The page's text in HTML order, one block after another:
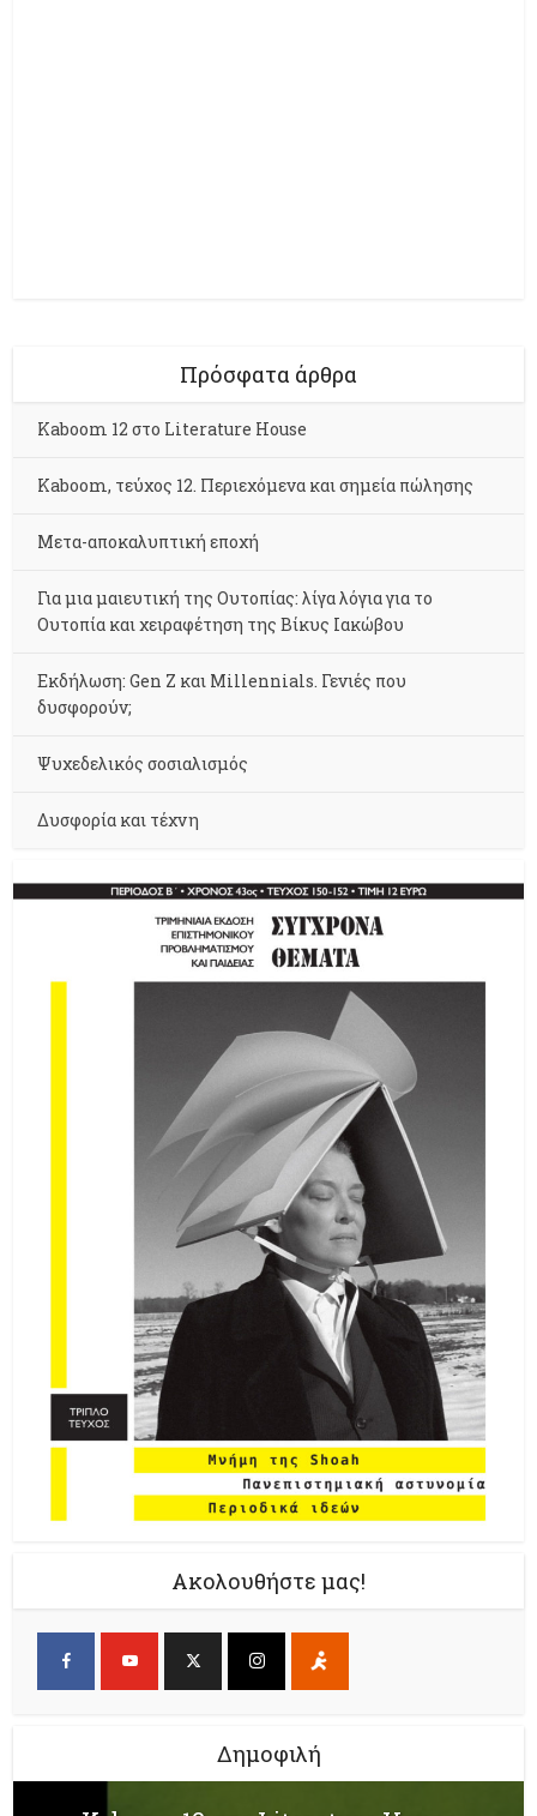
Πρόσφατα άρθρα
Kaboom 12 στο Literature House
Kaboom, τεύχος 12. Περιεχόμενα και σημεία πώλησης
Μετα-αποκαλυπτική εποχή
Για μια μαιευτική της Ουτοπίας: λίγα λόγια για το
Ουτοπία και χειραφέτηση της Βίκυς Ιακώβου
Εκδήλωση: Gen Z και Millennials. Γενιές που
δυσφορούν;
Ψυχεδελικός σοσιαλισμός
Δυσφορία και τέχνη
Ακολουθήστε μας!
Δημοφιλή